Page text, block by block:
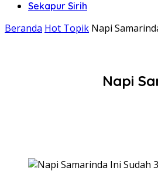
Sekapur Sirih
Beranda Hot Topik Napi
Napi